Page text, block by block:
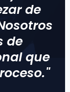
de
de
que